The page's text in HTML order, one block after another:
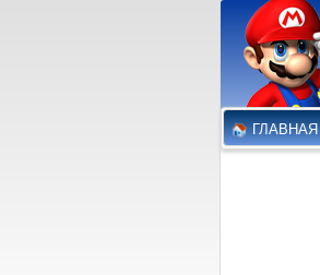
ГЛАВНАЯ